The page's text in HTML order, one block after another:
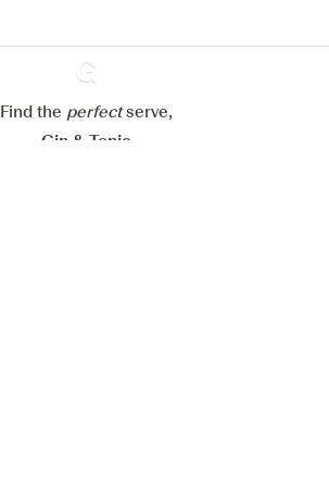
Ginventory
Find the perfectserve,
Gin & Tonic
Alle Cookies akzeptieren